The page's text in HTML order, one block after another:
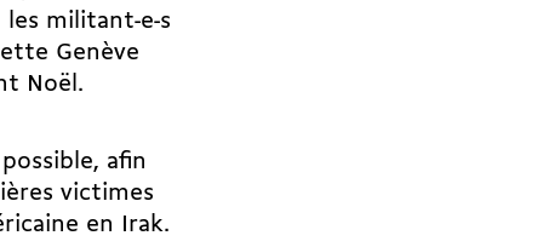
militant-e-s
Genève
Noël.
afin
victimes
en Irak.